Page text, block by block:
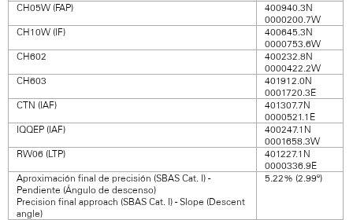
CH05W (FAP)
400940.3N
0000200.7W
CH10W (IF)
400645.3N
0000753.6W
CH602
400232.8N
0000422.2W
CH603
401912.0N
0001720.3E
CTN (IAF)
401307.7N
0000521.1E
IQQEP (IAF)
400247.1N
0001658.3W
RW06 (LTP)
401227.1N
0000336.9E
Aproximación final de precisión (SBAS Cat. I) -
Pendiente (Ángulo de descenso)
Precision final approach (SBAS Cat. I) - Slope (Descent
angle)
5.22% (2.99º)